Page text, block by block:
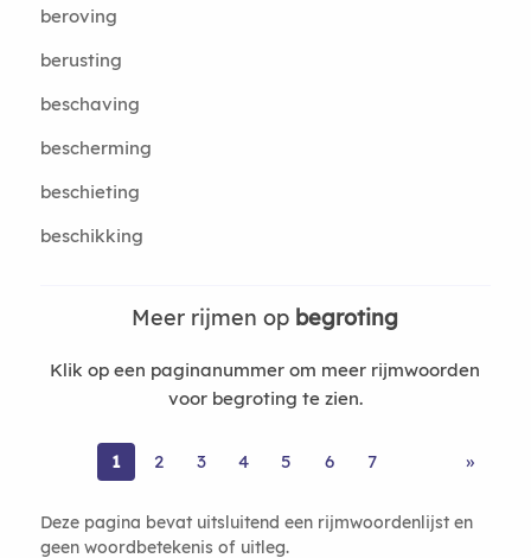
beroving
berusting
beschaving
bescherming
beschieting
beschikking
Meer rijmen op begroting
Klik op een paginanummer om meer rijmwoorden
voor begroting te zien.
1 2 3 4 5 6 7 »
Deze pagina bevat uitsluitend een rijmwoordenlijst en
geen woordbetekenis of uitleg.